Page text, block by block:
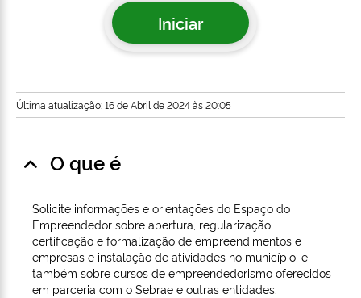
Iniciar
Última atualização: 16 de Abril de 2024 às 20:05
O que é
Solicite informações e orientações do Espaço do
Empreendedor sobre abertura, regularização,
certificação e formalização de empreendimentos e
empresas e instalação de atividades no município; e
também sobre cursos de empreendedorismo oferecidos
em parceria com o Sebrae e outras entidades.